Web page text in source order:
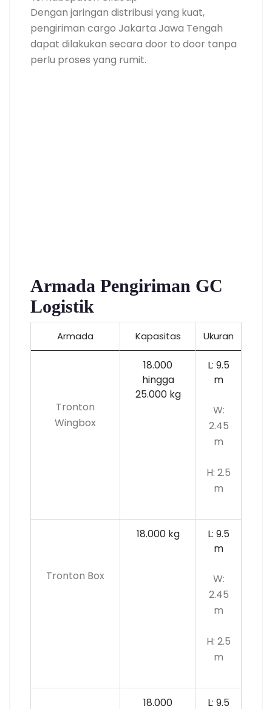
Dengan jaringan distribusi yang kuat,
pengiriman cargo Jakarta Jawa Tengah
dapat dilakukan secara door to door tanpa
perlu proses yang rumit.
Armada Pengiriman GC
Logistik
Armada Kapasitas Ukuran
Tronton
Wingbox
18.000
hingga
25.000 kg
L: 9.5
m
W:
2.45
m
H: 2.5
m
Tronton Box
18.000 kg
L: 9.5
m
W:
2.45
m
H: 2.5
m
18.000
L: 9.5